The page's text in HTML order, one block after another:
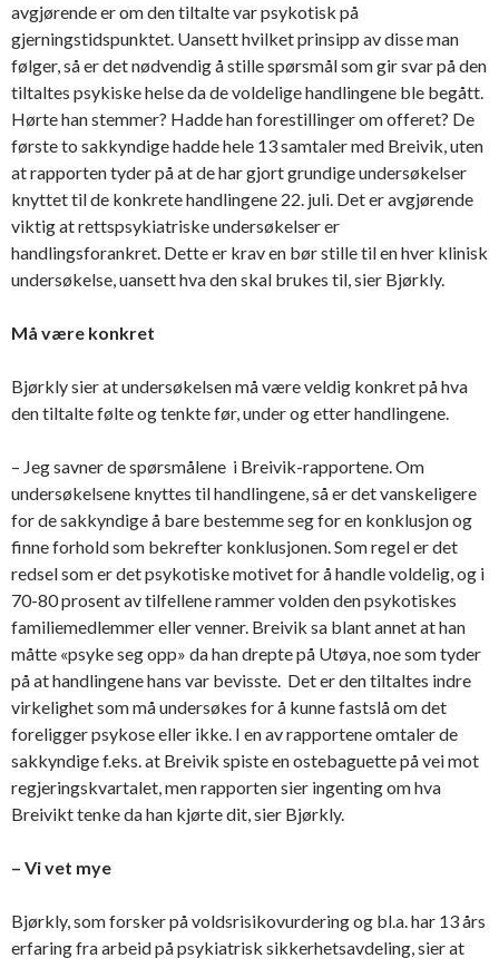
avgjørende er om den tiltalte var psykotisk på
gjerningstidspunktet. Uansett hvilket prinsipp av disse man
følger, så er det nødvendig å stille spørsmål som gir svar på den
tiltaltes psykiske helse da de voldelige handlingene ble begått.
Hørte han stemmer? Hadde han forestillinger om offeret? De
første to sakkyndige hadde hele 13 samtaler med Breivik, uten
at rapporten tyder på at de har gjort grundige undersøkelser
knyttet til de konkrete handlingene 22. juli. Det er avgjørende
viktig at rettspsykiatriske undersøkelser er
handlingsforankret. Dette er krav en bør stille til en hver klinisk
undersøkelse, uansett hva den skal brukes til, sier Bjørkly.
Må være konkret
Bjørkly sier at undersøkelsen må være veldig konkret på hva
den tiltalte følte og tenkte før, under og etter handlingene.
– Jeg savner de spørsmålene i Breivik-rapportene. Om
undersøkelsene knyttes til handlingene, så er det vanskeligere
for de sakkyndige å bare bestemme seg for en konklusjon og
finne forhold som bekrefter konklusjonen. Som regel er det
redsel som er det psykotiske motivet for å handle voldelig, og i
70-80 prosent av tilfellene rammer volden den psykotiskes
familiemedlemmer eller venner. Breivik sa blant annet at han
måtte «psyke seg opp» da han drepte på Utøya, noe som tyder
på at handlingene hans var bevisste. Det er den tiltaltes indre
virkelighet som må undersøkes for å kunne fastslå om det
foreligger psykose eller ikke. I en av rapportene omtaler de
sakkyndige f.eks. at Breivik spiste en ostebaguette på vei mot
regjeringskvartalet, men rapporten sier ingenting om hva
Breivikt tenke da han kjørte dit, sier Bjørkly.
– Vi vet mye
Bjørkly, som forsker på voldsrisikovurdering og bl.a. har 13 års
erfaring fra arbeid på psykiatrisk sikkerhetsavdeling, sier at